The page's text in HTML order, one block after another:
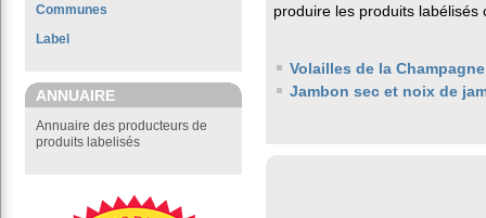
Communes
Label
ANNUAIRE
Annuaire des producteurs de
produits labelisés
produire les produits labélisés
Volailles de la Champagne
Jambon sec et noix de